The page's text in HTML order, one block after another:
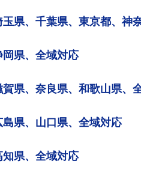
県、千葉県、東京都、神
県、全域対応
県、奈良県、和歌山県、
県、山口県、全域対応
県、全域対応